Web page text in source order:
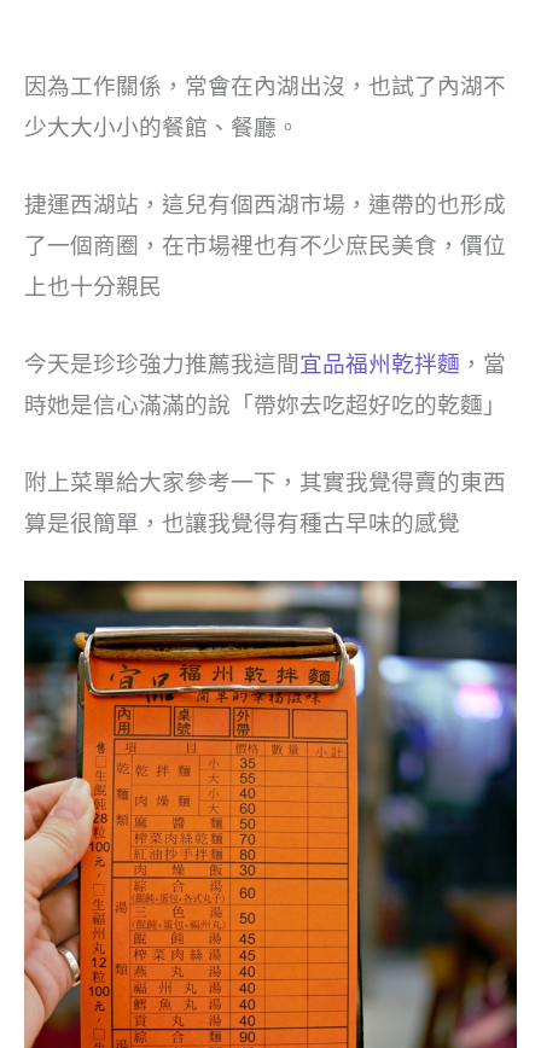
因為工作關係，常會在內湖出沒，也試了內湖不
少大大小小的餐館、餐廳。
捷運西湖站，這兒有個西湖市場，連帶的也形成
了一個商圈，在市場裡也有不少庶民美食，價位
上也十分親民
今天是珍珍強力推薦我這間宜品福州乾拌麵 ，當
時她是信心滿滿的說「帶妳去吃超好吃的乾麵」
附上菜單給大家參考一下，其實我覺得賣的東西
算是很簡單，也讓我覺得有種古早味的感覺